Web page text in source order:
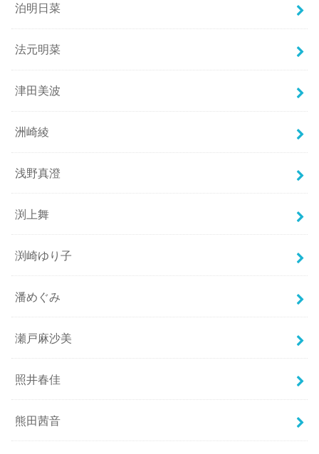
泊明日菜
法元明菜
津田美波
洲崎綾
浅野真澄
渕上舞
渕崎ゆり子
潘めぐみ
瀬戸麻沙美
照井春佳
熊田茜音